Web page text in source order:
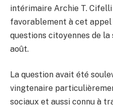
intérimaire Archie T.
favorablement à cet
questions citoyennes de la
août.
La question avait été
vingtenaire
sociaux et aussi connu à